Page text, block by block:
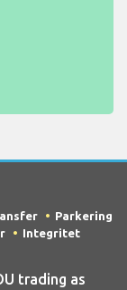
Parkering
Integritet
trading as